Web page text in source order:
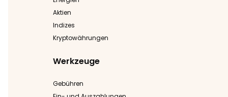
Aktien
Indizes
Kryptowährungen
Werkzeuge
Gebühren